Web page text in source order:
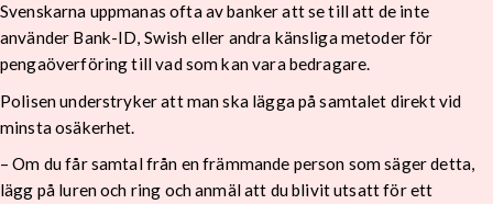
Svenskarna uppmanas ofta av banker att se till att de inte
använder Bank-ID, Swish eller andra känsliga metoder för
pengaöverföring till vad som kan vara bedragare.
Polisen understryker att man ska lägga på samtalet direkt vid
minsta osäkerhet.
– Om du får samtal från en främmande person som säger detta,
lägg på luren och ring och anmäl att du blivit utsatt för ett